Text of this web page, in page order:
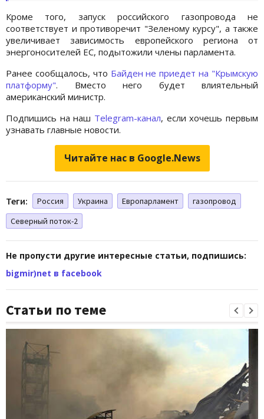
Кроме того, запуск российского газопровода не
соответствует и противоречит "Зеленому курсу", а также
увеличивает зависимость европейского региона от
энергоносителей ЕС, подытожили члены парламента.
Ранее сообщалось, что Байден не приедет на "Крымскую
платформу". Вместо него будет влиятельный
американский министр.
Подпишись на наш Telegram-канал, если хочешь первым
узнавать главные новости.
Читайте нас в Google.News
Теги: Россия Украина Европарламент
газопровод
Северный поток-2
Не пропусти другие интересные статьи, подпишись:
bigmir)net в facebook
Статьи по теме